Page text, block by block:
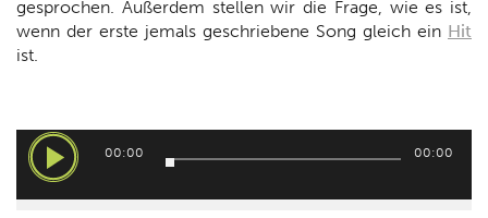
gesprochen. Außerdem stellen wir die Frage, wie es ist,
wenn der erste jemals geschriebene Song gleich ein Hit
ist.
Audio-
Player
00:00 00:00